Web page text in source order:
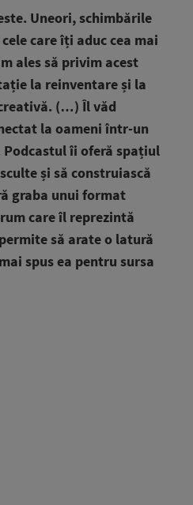
Uneori, schimbările
care îți aduc cea mai
ales să privim acest
la reinventare și la
(…) Îl văd
la oameni într-un
îi oferă spațiul
și să construiască
graba unui format
care îl reprezintă
să arate o latură
spus ea pentru sursa